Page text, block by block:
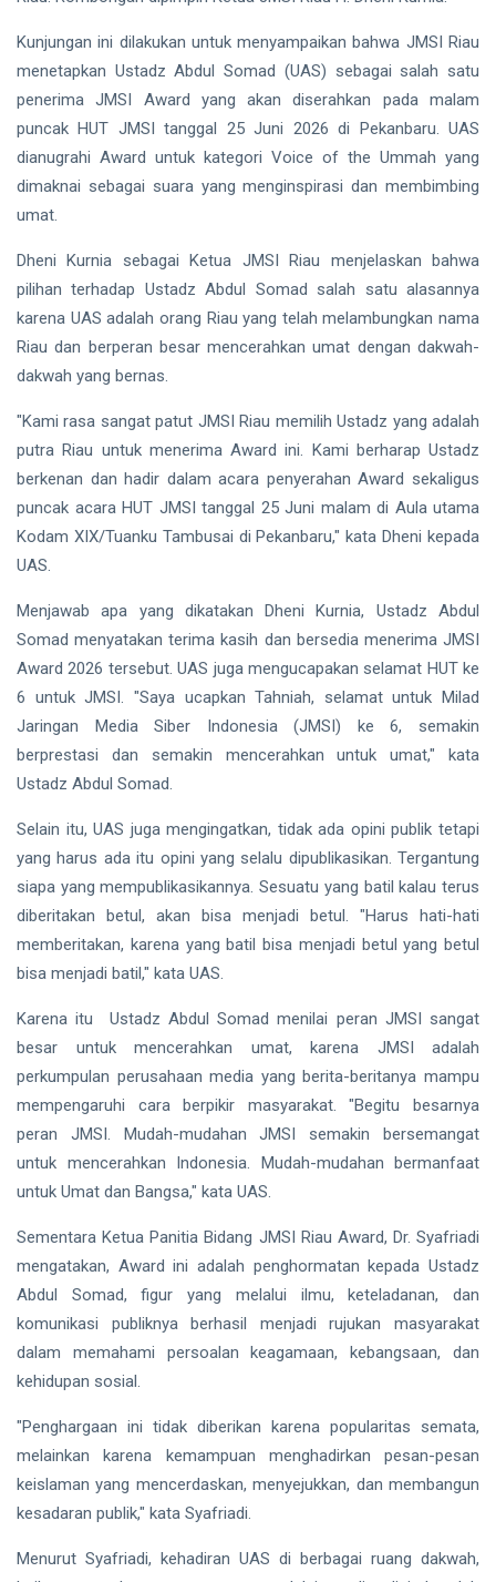
Suami
Bacok
Perempuan
hingga
Pekanbaru
07
Aug,
60
views
Prabowo Subianto
Pekanbaru
Pilkada 2024
Donald Trump
PT IKPP Perawang
Politik
Kunjungan ini dilakukan untuk menyampaikan bahwa JMSI Riau
menetapkan Ustadz Abdul Somad (UAS) sebagai salah satu
penerima JMSI Award yang akan diserahkan pada malam
puncak HUT JMSI tanggal 25 Juni 2026 di Pekanbaru. UAS
dianugrahi Award untuk kategori Voice of the Ummah yang
dimaknai sebagai suara yang menginspirasi dan membimbing
umat.
Dheni Kurnia sebagai Ketua JMSI Riau menjelaskan bahwa
pilihan terhadap Ustadz Abdul Somad salah satu alasannya
karena UAS adalah orang Riau yang telah melambungkan nama
Riau dan berperan besar mencerahkan umat dengan dakwah-
dakwah yang bernas.
"Kami rasa sangat patut JMSI Riau memilih Ustadz yang adalah
putra Riau untuk menerima Award ini. Kami berharap Ustadz
berkenan dan hadir dalam acara penyerahan Award sekaligus
puncak acara HUT JMSI tanggal 25 Juni malam di Aula utama
Kodam XIX/Tuanku Tambusai di Pekanbaru," kata Dheni kepada
UAS.
Menjawab apa yang dikatakan Dheni Kurnia, Ustadz Abdul
Somad menyatakan terima kasih dan bersedia menerima JMSI
Award 2026 tersebut. UAS juga mengucapakan selamat HUT ke
6 untuk JMSI. "Saya ucapkan Tahniah, selamat untuk Milad
Jaringan Media Siber Indonesia (JMSI) ke 6, semakin
berprestasi dan semakin mencerahkan untuk umat," kata
Ustadz Abdul Somad.
Selain itu, UAS juga mengingatkan, tidak ada opini publik tetapi
yang harus ada itu opini yang selalu dipublikasikan. Tergantung
siapa yang mempublikasikannya. Sesuatu yang batil kalau terus
diberitakan betul, akan bisa menjadi betul. "Harus hati-hati
memberitakan, karena yang batil bisa menjadi betul yang betul
bisa menjadi batil," kata UAS.
Karena itu Ustadz Abdul Somad menilai peran JMSI sangat
besar untuk mencerahkan umat, karena JMSI adalah
perkumpulan perusahaan media yang berita-beritanya mampu
mempengaruhi cara berpikir masyarakat. "Begitu besarnya
peran JMSI. Mudah-mudahan JMSI semakin bersemangat
untuk mencerahkan Indonesia. Mudah-mudahan bermanfaat
untuk Umat dan Bangsa," kata UAS.
Sementara Ketua Panitia Bidang JMSI Riau Award, Dr. Syafriadi
mengatakan, Award ini adalah penghormatan kepada Ustadz
Abdul Somad, figur yang melalui ilmu, keteladanan, dan
komunikasi publiknya berhasil menjadi rujukan masyarakat
dalam memahami persoalan keagamaan, kebangsaan, dan
kehidupan sosial.
"Penghargaan ini tidak diberikan karena popularitas semata,
melainkan karena kemampuan menghadirkan pesan-pesan
keislaman yang mencerdaskan, menyejukkan, dan membangun
kesadaran publik," kata Syafriadi.
Menurut Syafriadi, kehadiran UAS di berbagai ruang dakwah,